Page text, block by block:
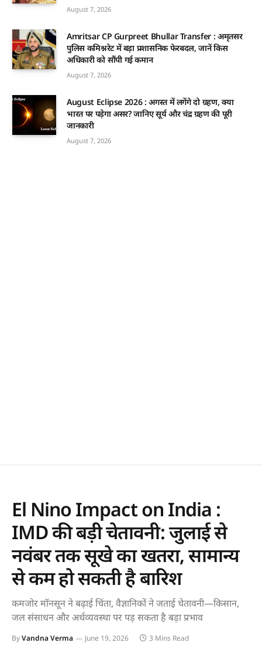
August 7, 2026
Amritsar CP Gurpreet Bhullar Transfer : अमृतसर
पुलिस कमिश्नरेट में बड़ा प्रशासनिक फेरबदल, जानें किस
अधिकारी को सौंपी गई कमान
August 7, 2026
August Eclipse 2026 : अगस्त में लगेंगे दो ग्रहण, क्या
भारत पर पड़ेगा असर? जानिए सूर्य और चंद्र ग्रहण की पूरी
जानकारी
August 7, 2026
El Nino Impact on India :
IMD की बड़ी चेतावनी: जुलाई से
नवंबर तक सूखे का खतरा, सामान्य
से कम हो सकती है बारिश
कमजोर मॉनसून ने बढ़ाई चिंता, वैज्ञानिकों ने जताई चेतावनी—किसान,
जल संसाधन और अर्थव्यवस्था पर पड़ सकता है बड़ा प्रभाव
ByVandna Verma June 19, 2026 3 Mins Read